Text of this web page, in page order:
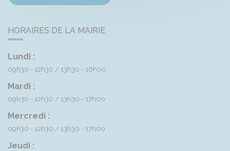
HORAIRES DE LA MAIRIE
Lundi :
09h30 - 12h30 13h30 - 16h00
Mardi :
09h30 - 12h30 13h30 - 17h00
Mercredi :
09h30 - 12h30 13h30 - 17h00
Jeudi :